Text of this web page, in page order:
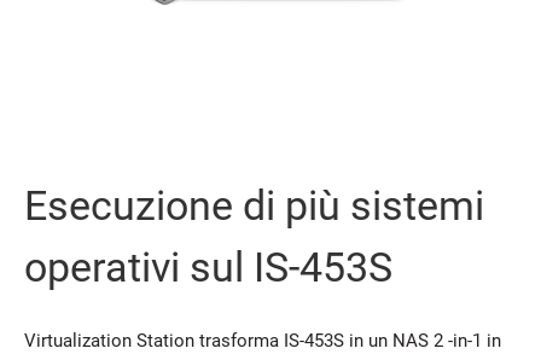
Esecuzione di più sistemi
operativi sul IS-453S
Virtualization Station trasforma IS-453S in un NAS 2 -in-1 in